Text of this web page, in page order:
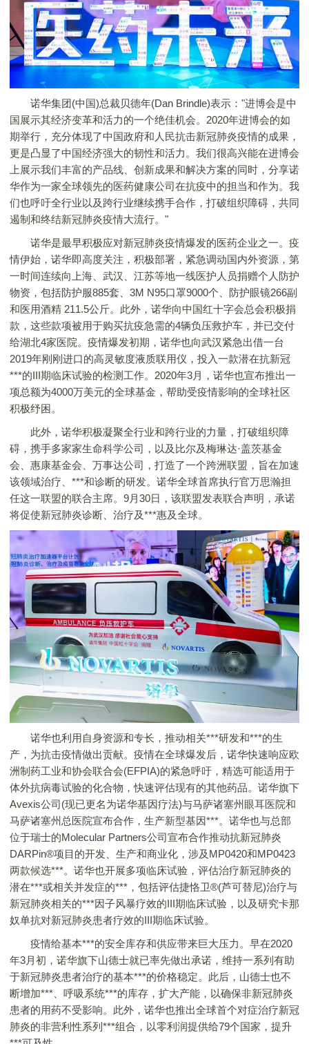
诺华集团(中国)总裁贝德年(Dan Brindle)表示："进博会是中
国展示其经济变革和活力的一个绝佳机会。2020年进博会的如
期举行，充分体现了中国政府和人民抗击新冠肺炎疫情的成果，
更是凸显了中国经济强大的韧性和活力。我们很高兴能在进博会
上展示我们丰富的产品线、创新成果和解决方案的同时，分享诺
华作为一家全球领先的医药健康公司在抗疫中的担当和作为。我
们也呼吁全行业以及跨行业继续携手合作，打破组织障碍，共同
遏制和终结新冠肺炎疫情大流行。"
诺华是最早积极应对新冠肺炎疫情爆发的医药企业之一。疫
情伊始，诺华即高度关注，积极部署，紧急调动国内外资源，第
一时间连续向上海、武汉、江苏等地一线医护人员捐赠个人防护
物资，包括防护服885套、3M N95口罩9000个、防护眼镜266副
和医用酒精 211.5公斤。此外，诺华向中国红十字会总会积极捐
款，这些款项被用于购买抗疫急需的4辆负压救护车，并已交付
给湖北4家医院。疫情爆发初期，诺华也向武汉紧急出借一台
2019年刚刚进口的高灵敏度液质联用仪，投入一款潜在抗新冠
***的III期临床试验的检测工作。2020年3月，诺华也宣布推出一
项总额为4000万美元的全球基金，帮助受疫情影响的全球社区
积极纾困。
此外，诺华积极凝聚全行业和跨行业的力量，打破组织障
碍，携手多家家生命科学公司，以及比尔及梅琳达·盖茨基金
会、惠康基金会、万事达公司，打造了一个跨洲联盟，旨在加速
该领域治疗、***和诊断的研发。诺华全球首席执行官万思瀚担
任这一联盟的联合主席。9月30日，该联盟发表联合声明，承诺
将促使新冠肺炎诊断、治疗及***惠及全球。
诺华也利用自身资源和专长，推动相关***研发和***的生
产，为抗击疫情做出贡献。疫情在全球爆发后，诺华快速响应欧
洲制药工业和协会联合会(EFPIA)的紧急呼吁，精选可能适用于
体外抗病毒试验的化合物，快速评估现有的其他药品。诺华旗下
Avexis公司(现已更名为诺华基因疗法)与马萨诸塞州眼耳医院和
马萨诸塞州总医院宣布合作，生产新型基因***。诺华也与总部
位于瑞士的Molecular Partners公司宣布合作推动抗新冠肺炎
DARPin®项目的开发、生产和商业化，涉及MP0420和MP0423
两款候选***。诺华也开展多项临床试验，评估治疗新冠肺炎的
潜在***或相关并发症的***，包括评估捷恪卫®(芦可替尼)治疗与
新冠肺炎相关的***因子风暴疗效的III期临床试验，以及研究卡那
奴单抗对新冠肺炎患者疗效的III期临床试验。
疫情给基本***的安全库存和供应带来巨大压力。早在2020
年3月初，诺华旗下山德士就已率先做出承诺，维持一系列有助
于新冠肺炎患者治疗的基本***的价格稳定。此后，山德士也不
断增加***、呼吸系统***的库存，扩大产能，以确保非新冠肺炎
患者的用药不受影响。此外，诺华也推出全球首个对症治疗新冠
肺炎的非营利性系列***组合，以零利润提供给79个国家，提升